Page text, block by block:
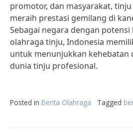
promotor, dan masyarakat,
meraih prestasi gemilang di
Sebagai negara dengan potensi
olahraga tinju, Indonesia
untuk menunjukkan kehebatan
dunia tinju profesional.
Posted in Berita Olahraga Tagged